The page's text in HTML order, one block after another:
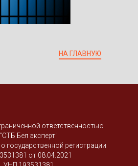
НА ГЛАВНУЮ
ответственностью
"СТБ Бел эксперт"
государственной регистрации
от 08.04.2021